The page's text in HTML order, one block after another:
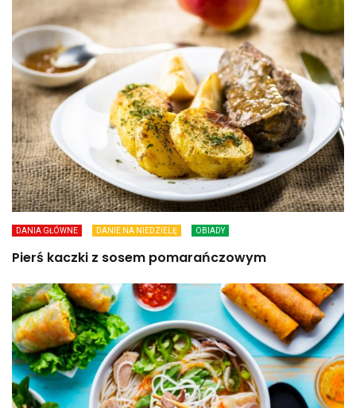
DANIA GŁÓWNE DANIE NA NIEDZIELĘ OBIADY
Pierś kaczki z sosem pomarańczowym